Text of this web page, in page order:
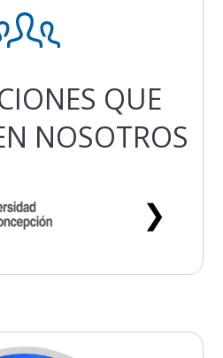
QUE
NOSOTROS
❯